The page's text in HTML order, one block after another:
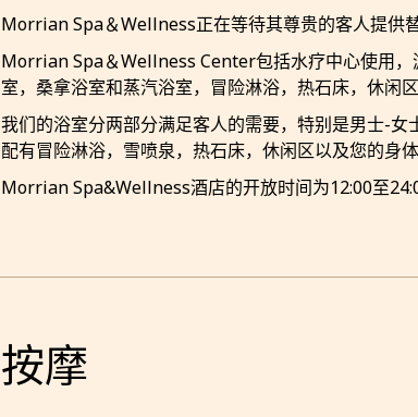
Morrian Spa＆Wellness正在等待其尊贵的客人提供
Morrian Spa＆Wellness Center包括水疗中心使用
室，桑拿浴室和蒸汽浴室，冒险淋浴，热石床，休闲
我们的浴室分两部分满足客人的需要，特别是男士-女
配有冒险淋浴，雪喷泉，热石床，休闲区以及您的身
Morrian Spa&Wellness酒店的开放时间为12:00至
按摩